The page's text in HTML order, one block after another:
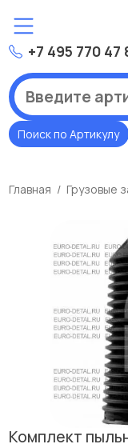
+7 495 770 47
Поиск по Артикулу
Главная Грузовые
Комплект